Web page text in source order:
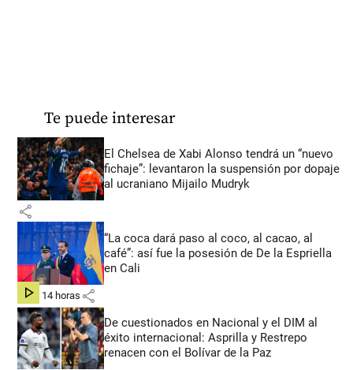
Te puede interesar
El Chelsea de Xabi Alonso tendrá un “nuevo
fichaje”: levantaron la suspensión por dopaje
al ucraniano Mijailo Mudryk
share
“La coca dará paso al coco, al cacao, al
café”: así fue la posesión de De la Espriella
en Cali
hace 14 horas share
De cuestionados en Nacional y el DIM al
éxito internacional: Asprilla y Restrepo
renacen con el Bolívar de la Paz